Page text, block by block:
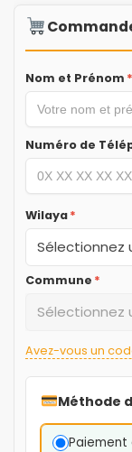
Nom et Prénom *
Numéro de
Wilaya*
Sélectionnez
Commune *
Sélectionnez
Avez-vous un
Méthode
Paiement